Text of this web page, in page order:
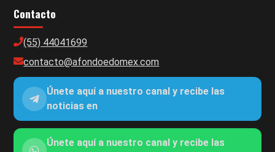
Contacto
(55) 44041699
contacto@afondoedomex.com
Únete aquí a nuestro canal y recibe las
noticias en
Únete aquí a nuestro canal y recibe las